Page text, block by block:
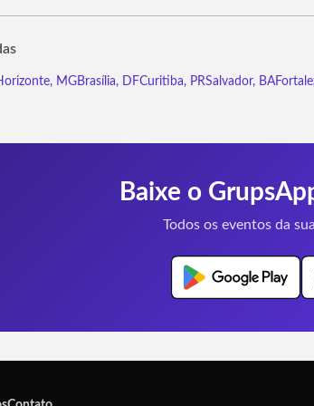
MGBrasília, DFCuritiba, PRSalvador, BA
Baixe o
Todos os eventos da